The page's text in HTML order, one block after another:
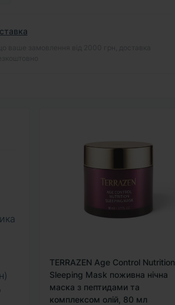
TERRAZEN Age Control Nutrition
Sleeping Mask поживна нічна
маска з пептидами та
комплексом олій, 80 мл